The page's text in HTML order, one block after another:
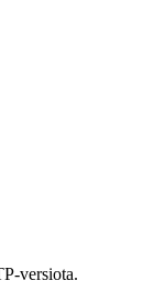
versiota.